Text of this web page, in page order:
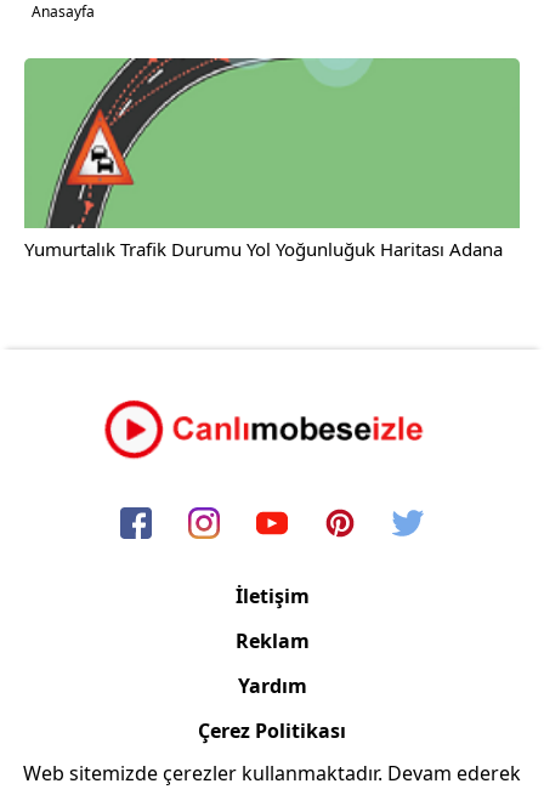
Anasayfa
Yumurtalık Trafik Durumu Yol Yoğunluğuk Haritası Adana
İletişim
Reklam
Yardım
Çerez Politikası
Web sitemizde çerezler kullanmaktadır. Devam ederek